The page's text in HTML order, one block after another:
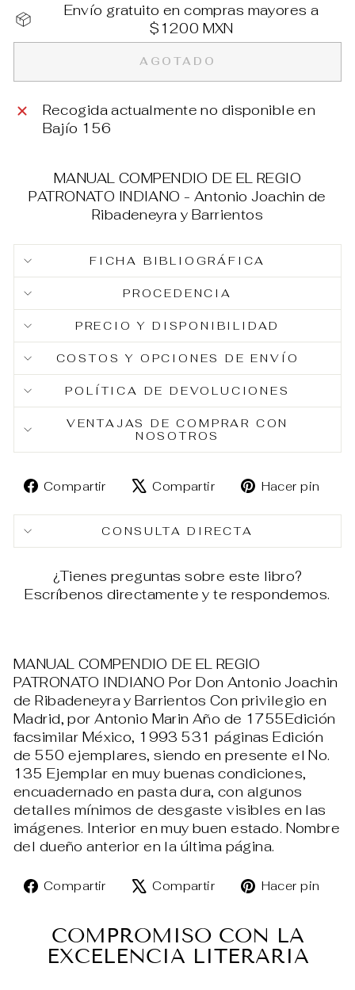
Envío gratuito en compras mayores a
$1200 MXN
AGOTADO
Recogida actualmente no disponible en
Bajío 156
MANUAL COMPENDIO DE EL REGIO
PATRONATO INDIANO - Antonio Joachin de
Ribadeneyra y Barrientos
FICHA BIBLIOGRÁFICA
PROCEDENCIA
PRECIO Y DISPONIBILIDAD
COSTOS Y OPCIONES DE ENVÍO
POLÍTICA DE DEVOLUCIONES
VENTAJAS DE COMPRAR CON
NOSOTROS
Compartir
Compartir
Facebook
Compartir
Tuitear
X
Hacer pin
CONSULTA DIRECTA
¿Tienes preguntas sobre este libro?
Escríbenos directamente y te respondemos.
MANUAL COMPENDIO DE EL REGIO
PATRONATO INDIANO Por Don Antonio Joachin
de Ribadeneyra y Barrientos Con privilegio en
Madrid, por Antonio Marin Año de 1755Edición
facsimilar México, 1993 531 páginas Edición
de 550 ejemplares, siendo en presente el No.
135 Ejemplar en muy buenas condiciones,
encuadernado en pasta dura, con algunos
detalles mínimos de desgaste visibles en las
imágenes. Interior en muy buen estado. Nombre
del dueño anterior en la última página.
Compartir
Compartir
Compartir
TuitearHacer pin
COMPROMISO CON LA
EXCELENCIA LITERARIA